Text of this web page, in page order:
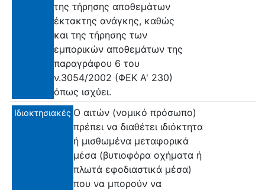
της τήρησης αποθεμάτων
έκτακτης ανάγκης, καθώς
και της τήρησης των
εμπορικών αποθεμάτων της
παραγράφου 6 του
ν.3054/2002 (ΦΕΚ Α' 230)
όπως ισχύει.
Ιδιοκτησιακές Ο αιτών (νομικό πρόσωπο)
πρέπει να διαθέτει ιδιόκτητα
ή μισθωμένα μεταφορικά
μέσα (βυτιοφόρα οχήματα ή
πλωτά εφοδιαστικά μέσα)
που να μπορούν να